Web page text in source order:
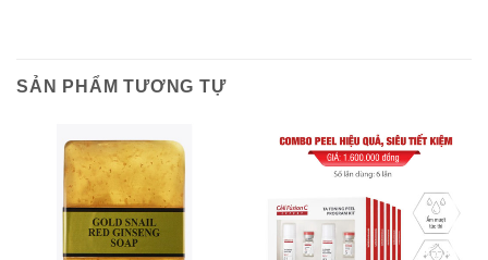
SẢN PHẨM TƯƠNG TỰ